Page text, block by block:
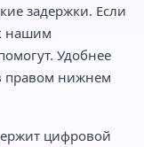
задержки. Если
нашим
Удобнее
правом нижнем
цифровой